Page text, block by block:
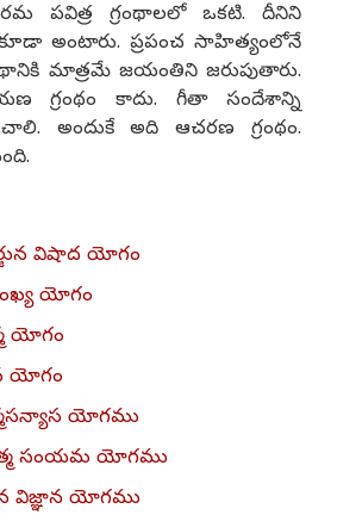
పవిత్ర గ్రంథాలలో ఒకటి. దీనిని
కూడా అంటారు. ప్రపంచ సాహిత్యంలోనే
మాత్రమే జయంతిని జరుపుతారు.
గ్రంథం కాదు. గీతా సందేశాన్ని
అందుకే అది ఆచరణ గ్రంథం.
విషాద యోగం
యోగం
యోగం
యోగం
యోగము
సంయమ యోగము
విజ్ఞాన యోగము